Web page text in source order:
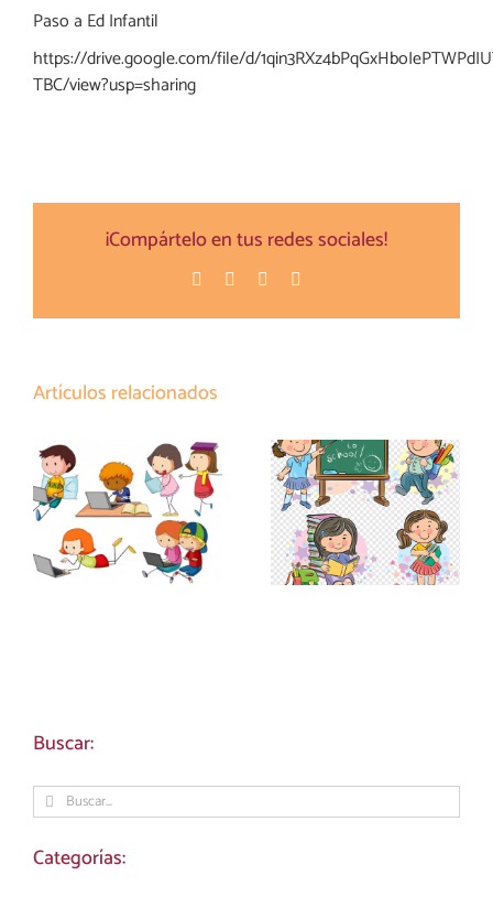
Paso a Ed Infantil
https://drive.google.com/file/d/
TBC/view?usp=sharing
¡Compártelo en tus redes sociales!
Facebook
TwitterPinterest
Artículos relacionados
PRESENTACIÓN
DE TRES AÑOS
(1º DE
EDUCACIÓN
INFANTIL 23-24)
LIBROS Y
MATERIALES DE
LA ETAPA DE
PRIMARIA
Buscar:
Buscar:
Categorías: